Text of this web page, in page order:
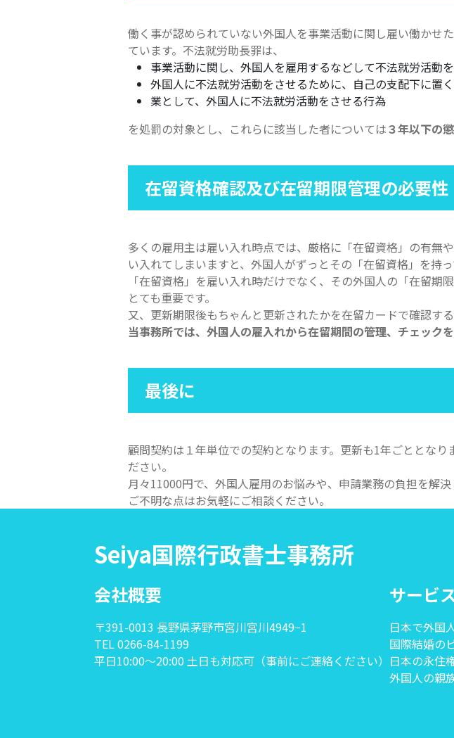
働く事が認められていない外国人を事業活動に関し雇い働かせ
ています。不法就労助長罪は、
事業活動に関し、外国人を雇用するなどして不法就労活動
外国人に不法就労活動をさせるために、自己の支配下に置
業として、外国人に不法就労活動をさせる行為
を処罰の対象とし、これらに該当した者については３年以下の
在留資格確認及び在留期限管理の必要性
多くの雇用主は雇い入れ時点では、厳格に「在留資格」の有無
い入れてしまいますと、外国人がずっとその「在留資格」を持
「在留資格」を雇い入れ時だけでなく、その外国人の「在留
とても重要です。
又、更新期限後もちゃんと更新されたかを在留カードで確認する
当事務所では、外国人の雇入れから在留期間の管理、チェック
最後に
顧問契約は１年単位での契約となります。更新も1年ごととな
ださい。
月々11000円で、外国人雇用のお悩みや、申請業務の負担を解
ご不明な点はお気軽にご相談ください。
Seiya国際行政書士事務所
会社概要
〒391-0013 長野県茅野市宮川宮川4949−1
TEL 0266-84-1199
平日10:00〜20:00 土日も対応可（事前にご連絡ください）
サービ
日本で外国
国際結婚の
日本の永住
外国人の親